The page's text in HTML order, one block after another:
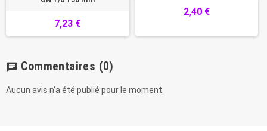
7,23 €
2,40 €
chat Commentaires (0)
Aucun avis n'a été publié pour le moment.